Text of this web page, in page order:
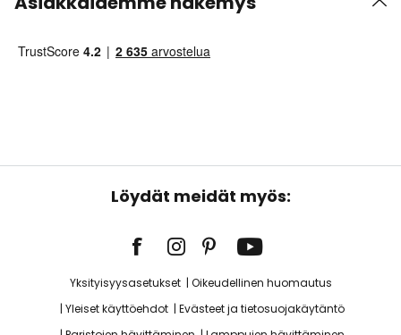
Löydät meidät myös:
Yksityisyysasetukset
Oikeudellinen huomautus
Yleiset käyttöehdot
Evästeet ja tietosuojakäytäntö